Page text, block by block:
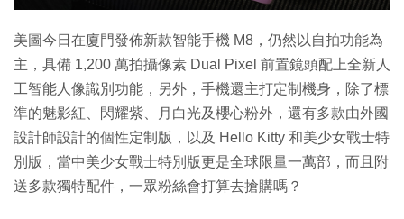
美圖今日在廈門發佈新款智能手機 M8，仍然以自拍功能為
主，具備 1,200 萬拍攝像素 Dual Pixel 前置鏡頭配上全新人
工智能人像識別功能，另外，手機還主打定制機身，除了標
準的魅影紅、閃耀紫、月白光及櫻心粉外，還有多款由外國
設計師設計的個性定制版，以及 Hello Kitty 和美少女戰士特
別版，當中美少女戰士特別版更是全球限量一萬部，而且附
送多款獨特配件，一眾粉絲會打算去搶購嗎？